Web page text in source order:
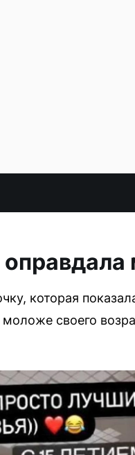
которая
своего